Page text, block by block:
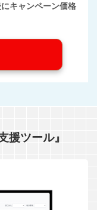
キャンペーン価格
援ツール』